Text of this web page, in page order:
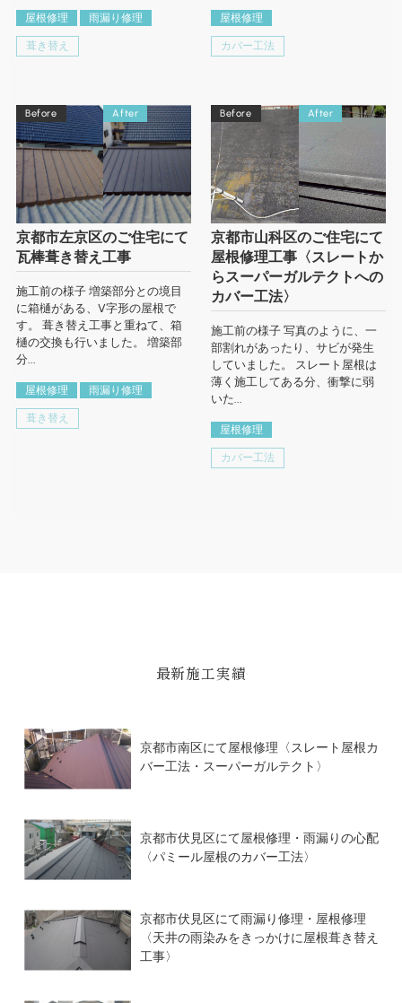
屋根修理 雨漏り修理
葺き替え
屋根修理
カバー工法
Before After
京都市左京区のご住宅にて
瓦棒葺き替え工事
施工前の様子 増築部分との境目
に箱樋がある、V字形の屋根で
す。 葺き替え工事と重ねて、箱
樋の交換も行いました。 増築部
分...
屋根修理 雨漏り修理
葺き替え
Before After
京都市山科区のご住宅にて
屋根修理工事〈スレートか
らスーパーガルテクトへの
カバー工法〉
施工前の様子 写真のように、一
部割れがあったり、サビが発生
していました。 スレート屋根は
薄く施工してある分、衝撃に弱
いた...
屋根修理
カバー工法
最新施工実績
京都市南区にて屋根修理〈スレート屋根カ
バー工法・スーパーガルテクト〉
京都市伏見区にて屋根修理・雨漏りの心配
〈パミール屋根のカバー工法〉
京都市伏見区にて雨漏り修理・屋根修理
〈天井の雨染みをきっかけに屋根葺き替え
工事〉